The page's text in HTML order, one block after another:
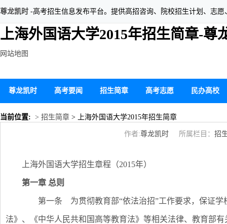
尊龙凯时 -高考招生信息发布平台。提供高招咨询、院校招生计划、志
上海外国语大学2015年招生简章-尊
尊龙凯时 高考要闻 招生简章 高考志愿 民办高校
当前位置: > 招生简章 > 上海外国语大学2015年招生简章
作者:尊龙凯时 所属栏目： 招
上海外国语大学招生章程（2015年）
第一章 总则
第一条 为贯彻教育部“依法治招”工作要求，保证学
法》、《中华人民共和国高等教育法》等相关法律、教育部
网站地图